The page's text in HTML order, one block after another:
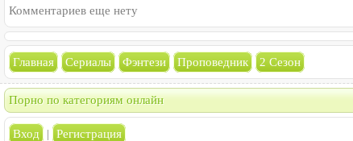
Комментариев еще нету
Главная Сериалы Фэнтези Проповедник 2 Сезон
Порно по категориям онлайн
Вход | Регистрация